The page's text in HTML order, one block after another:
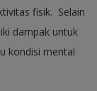
fisik. Selain
dampak untuk
kondisi mental